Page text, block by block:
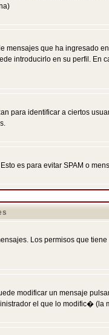
que ha ingresado
introducirlo en su perfil. En
identificar a ciertos
es para evitar SPAM o
Los permisos que
modificar un mensaje
el que lo modific� (la